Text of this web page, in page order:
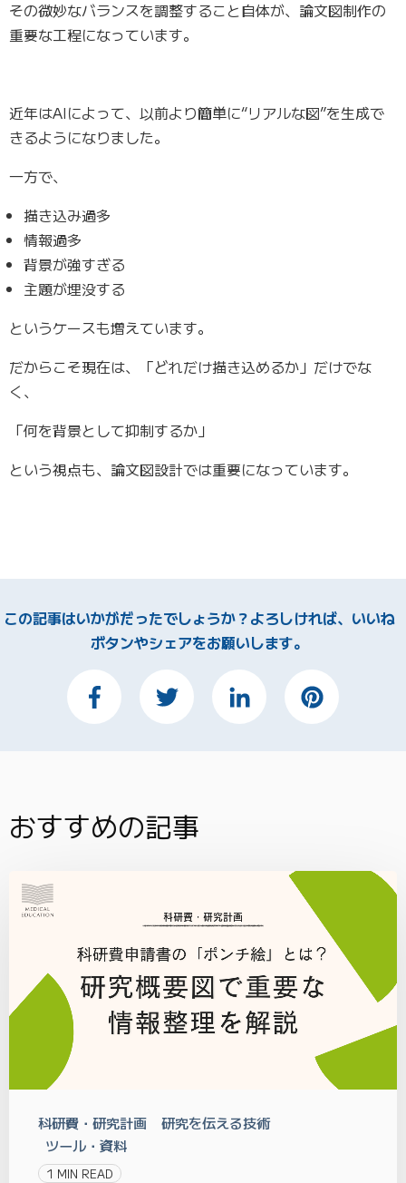
その微妙なバランスを調整すること自体が、論文図制作の
重要な工程になっています。
近年はAIによって、以前より簡単に“リアルな図”を生成で
きるようになりました。
一方で、
描き込み過多
情報過多
背景が強すぎる
主題が埋没する
というケースも増えています。
だからこそ現在は、
「どれだけ描き込めるか」 だけでな
く、
「何を背景として抑制するか」
という視点も、論文図設計では重要になっています。
この記事はいかがだったでしょうか？よろしければ、いいね
ボタンやシェアをお願いします。
おすすめの記事
科研費・研究計画
研究を伝える技術
ツール・資料
1 MIN READ